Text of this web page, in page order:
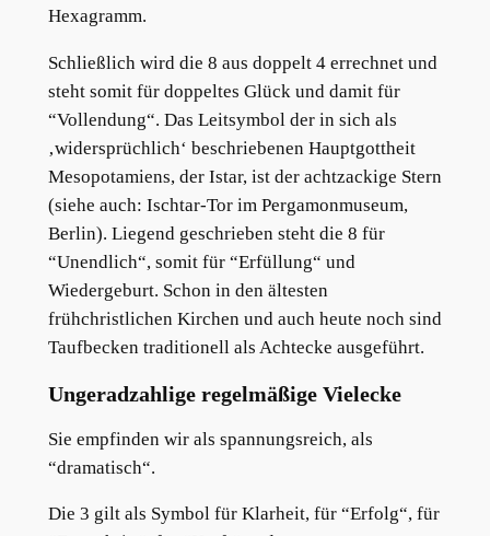
Hexagramm.
Schließlich wird die 8 aus doppelt 4 errechnet und
steht somit für doppeltes Glück und damit für
“Vollendung“. Das Leitsymbol der in sich als
‚widersprüchlich‘ beschriebenen Hauptgottheit
Mesopotamiens, der Istar, ist der achtzackige Stern
(siehe auch: Ischtar-Tor im Pergamonmuseum,
Berlin). Liegend geschrieben steht die 8 für
“Unendlich“, somit für “Erfüllung“ und
Wiedergeburt. Schon in den ältesten
frühchristlichen Kirchen und auch heute noch sind
Taufbecken traditionell als Achtecke ausgeführt.
Ungeradzahlige regelmäßige Vielecke
Sie empfinden wir als spannungsreich, als
“dramatisch“.
Die 3 gilt als Symbol für Klarheit, für “Erfolg“, für